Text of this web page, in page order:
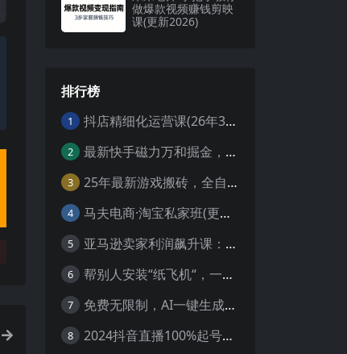
做爆款视频赚钱剪映
课(更新2026)
排行榜
1 抖店精细化运营课(26年3月更新
2 最新快手磁力万和掘金，自动搬砖，轻松日入100-200，操作简单
3 25年最新游戏搬砖，全自动挂机，不需要玩游戏，单手机操作日入300+
4 马夫电商·淘宝私家班(更新3月)
5 亚马逊卖家利润飙升课：从品类成功公式到海王打法，让每个SKU都成爆款一路飙升(更新26年3月
6 帮别人安装“纸飞机“，一单赚10—30元不等：附：免费节点
7 免费无限制，AI一键生成原创中视频，轻松日入2000+，超简单，可矩阵，…
8 2024抖音直播100%起号方法 0粉丝0作品当天破千人在线 多种变现方式